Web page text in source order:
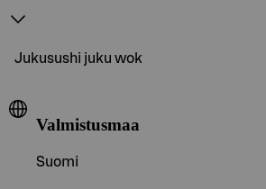
Jukusushi juku wok
Valmistusmaa
Suomi